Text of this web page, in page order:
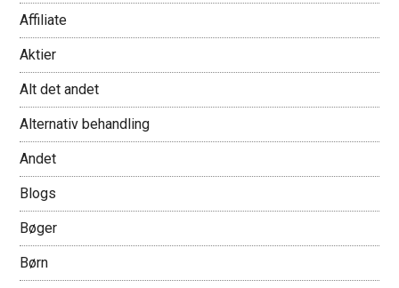
Affiliate
Aktier
Alt det andet
Alternativ behandling
Andet
Blogs
Bøger
Børn